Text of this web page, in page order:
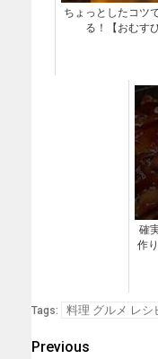
ちょっとしたコツ
る！【おむすび
確
作
Tags: 料理 グルメ レシ
Previous